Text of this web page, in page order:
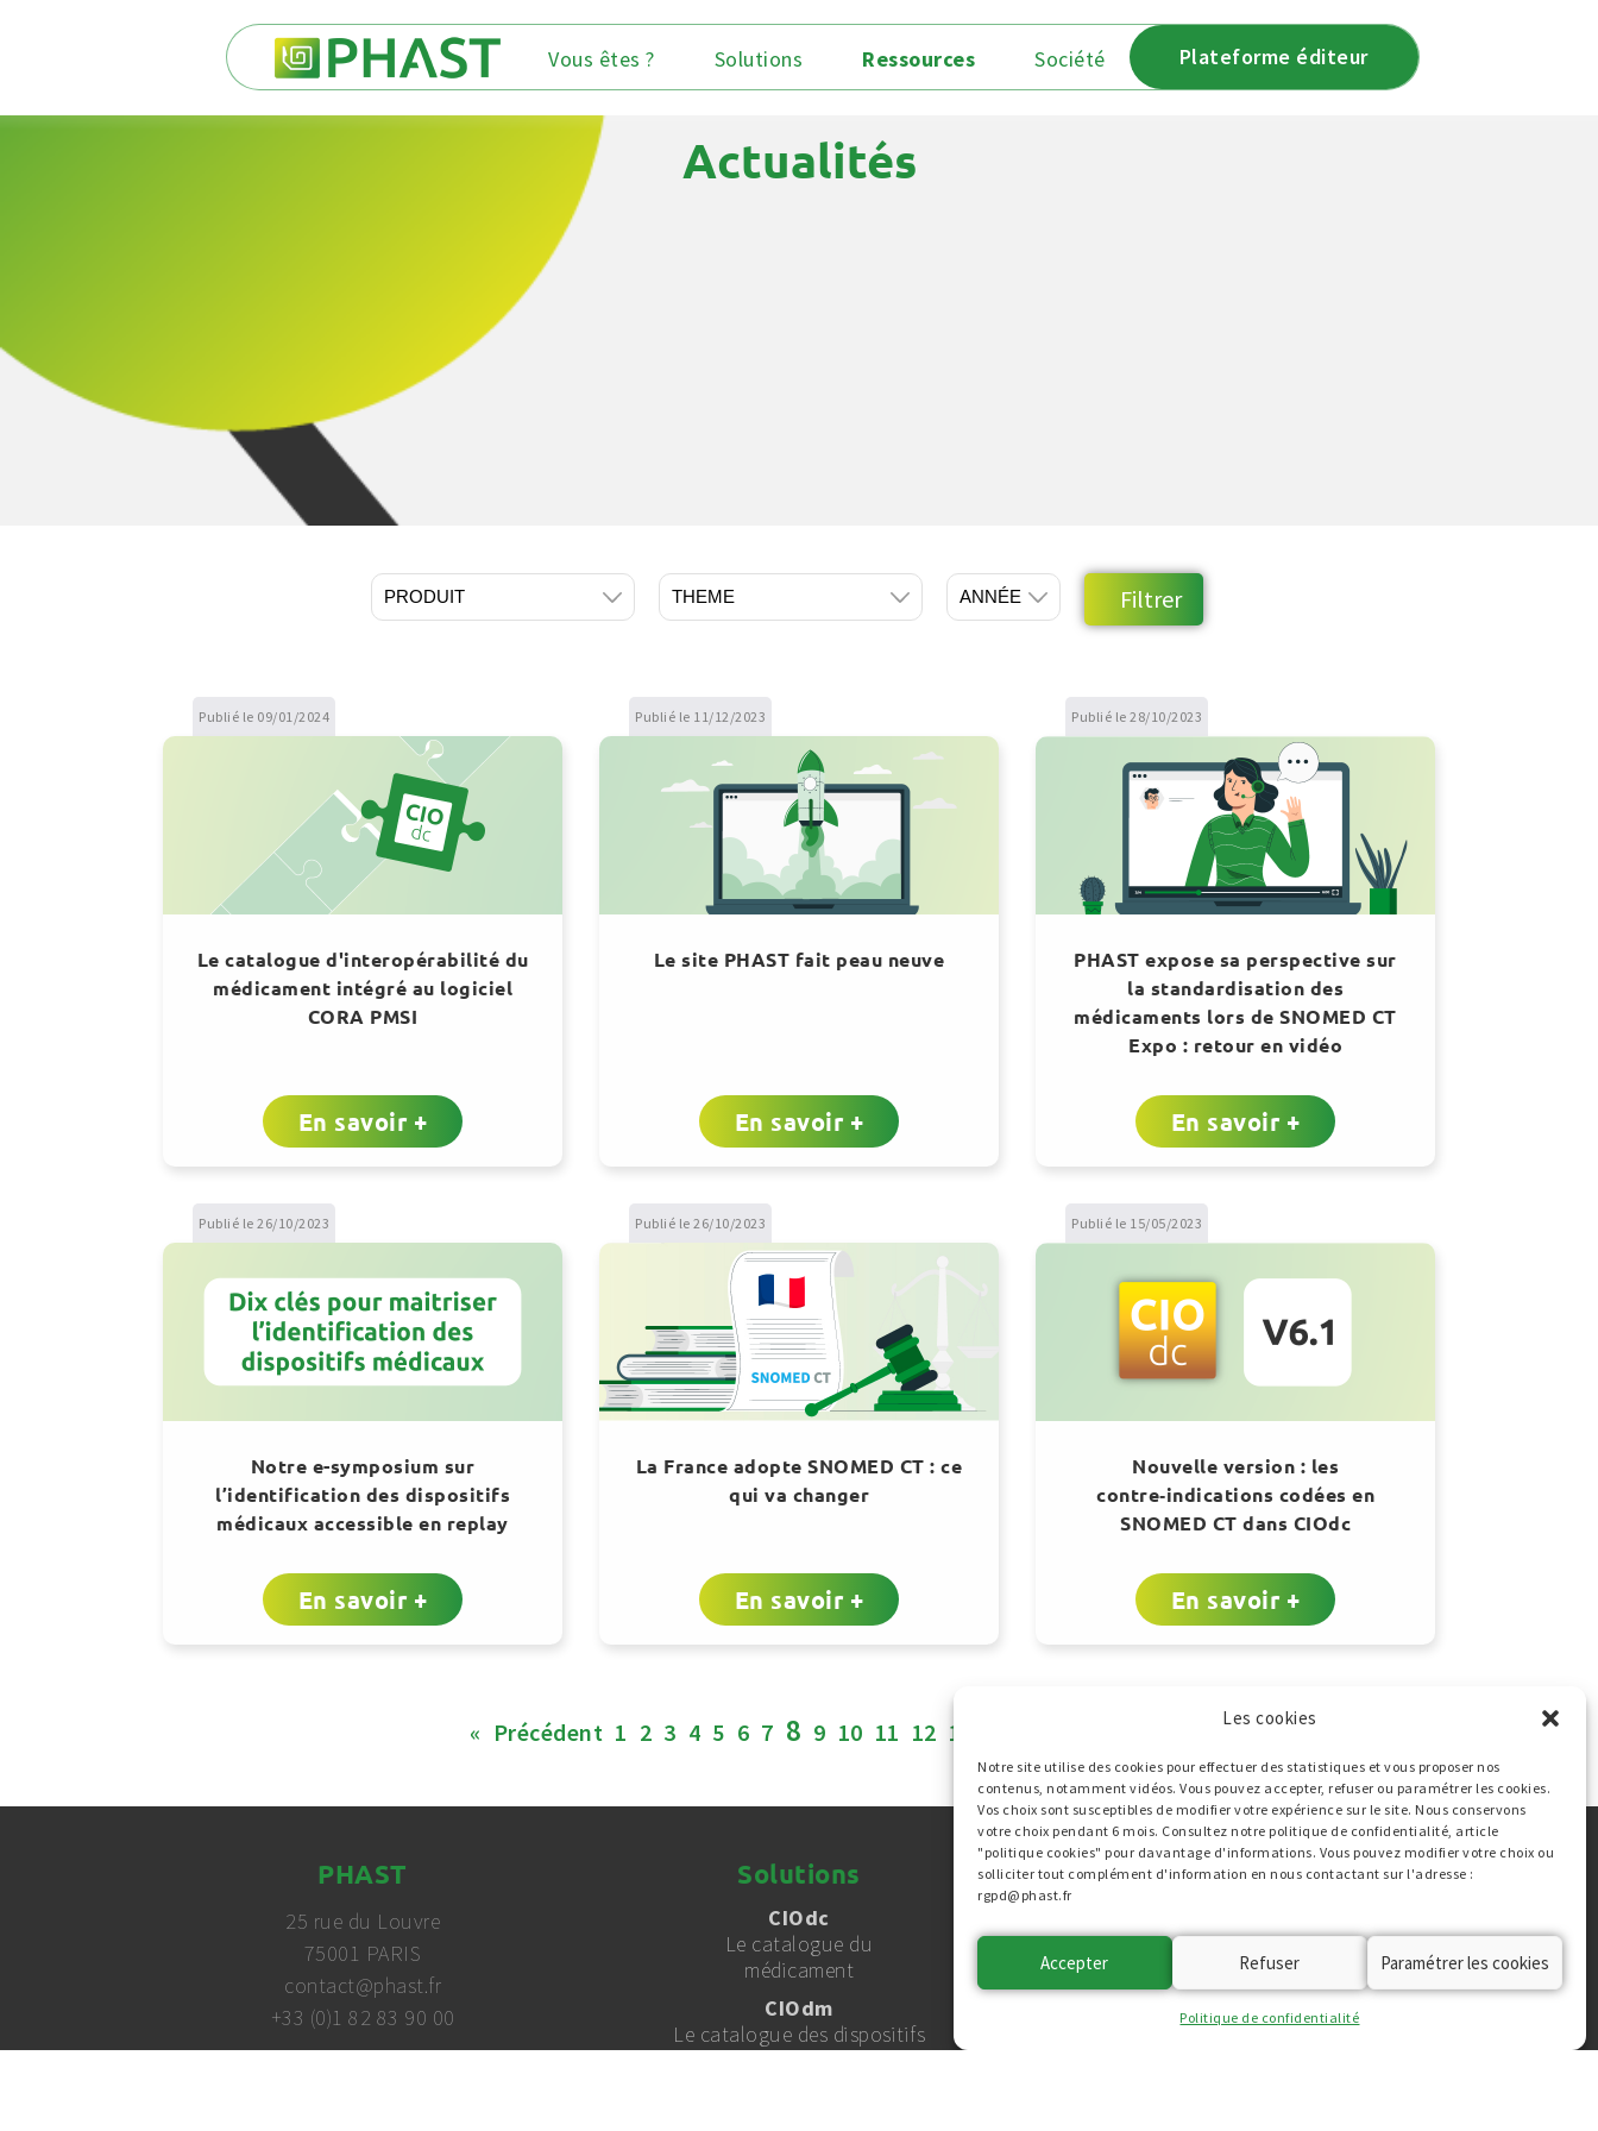
Les cookies
Notre site utilise des cookies pour effectuer des statistiques et vous proposer nos
contenus, notamment vidéos. Vous pouvez accepter, refuser ou paramétrer les cookies.
Vos choix sont susceptibles de modifier votre expérience sur le site. Nous conservons
votre choix pendant 6 mois. Consultez notre politique de confidentialité, article
"politique cookies" pour davantage d'informations. Vous pouvez modifier votre choix ou
solliciter tout complément d'information en nous contactant sur l'adresse :
rgpd@phast.fr
Accepter Refuser Paramétrer les cookies
Politique de confidentialité
Vous êtes ? Solutions Ressources Société Plateforme éditeur
Actualités
Publié le 09/01/2024
Le catalogue d'interopérabilité du
médicament intégré au logiciel
CORA PMSI
En savoir +
Publié le 11/12/2023
Le site PHAST fait peau neuve
En savoir +
Publié le 28/10/2023
PHAST expose sa perspective sur
la standardisation des
médicaments lors de SNOMED CT
Expo : retour en vidéo
En savoir +
Publié le 26/10/2023
Notre e-symposium sur
l’identification des dispositifs
médicaux accessible en replay
En savoir +
Publié le 26/10/2023
La France adopte SNOMED CT : ce
qui va changer
En savoir +
Publié le 15/05/2023
Nouvelle version : les
contre‑indications codées en
SNOMED CT dans CIOdc
En savoir +
« Précédent 1 2 3 4 5 6 7 8 9 10 11 12 13
PHAST
25 rue du Louvre
75001 PARIS
contact@phast.fr
+33 (0)1 82 83 90 00
Solutions
CIOdc
Le catalogue du
médicament
CIOdm
Le catalogue des dispositifs
Ressources
Actualités
FAQs